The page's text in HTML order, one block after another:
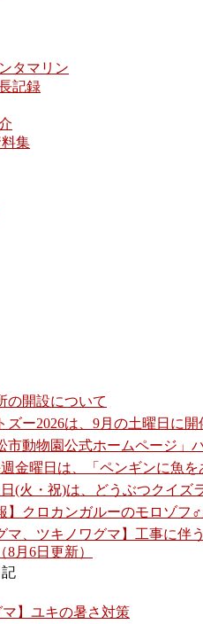
タマリン
記録
集
の開設について
ズー2026は、9月の土曜日に開
市動物園公式ホームページ」
金曜日は、「ペンギンに魚
(火・祝)は、どうぶつクイズ
】クロカンガルーのモロゾフ
マ、ツキノワグマ】工事に伴
8月6日更新）
マ】ユキの暑さ対策